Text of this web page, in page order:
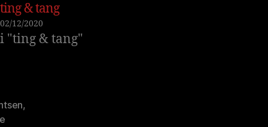
ting & tang
02/12/2020
i "ting & tang"
,